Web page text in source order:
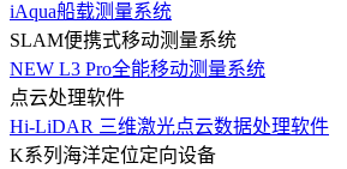
iAqua船载测量系统
SLAM便携式移动测量系统
NEW L3 Pro全能移动测量系统
点云处理软件
Hi-LiDAR 三维激光点云数据处理软件
K系列海洋定位定向设备